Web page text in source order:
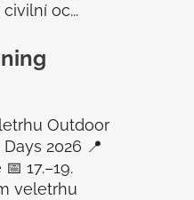
oc...
Outdoor
2026 📍
17.–19.
veletrhu